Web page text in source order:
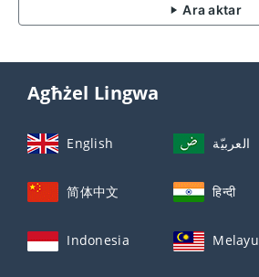
Ara aktar
Agħżel Lingwa
English العربيّة
简体中文 हिन्दी
Indonesia Melayu